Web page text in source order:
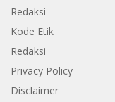
Redaksi
Kode Etik
Redaksi
Privacy Policy
Disclaimer